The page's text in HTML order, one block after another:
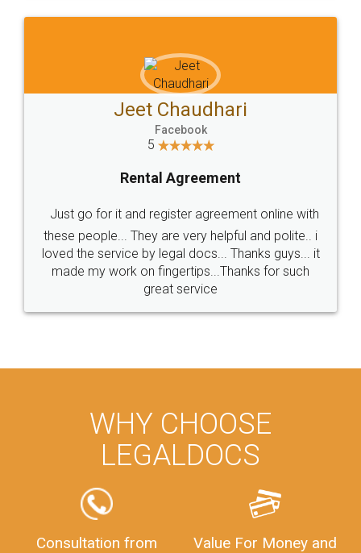
Jeet Chaudhari
Facebook
5
Rental Agreement
Just go for it and register agreement online with
these people... They are very helpful and polite.. i
loved the service by legal docs... Thanks guys... it
made my work on fingertips...Thanks for such
great service
WHY CHOOSE
LEGALDOCS
Consultation from
Value For Money and